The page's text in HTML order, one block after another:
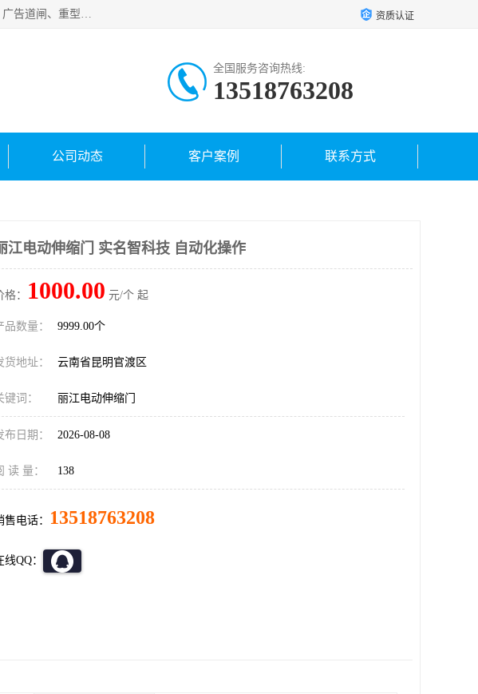
云南实名智科技有限公司是生产、销售、安装为一体的出入口管控设备厂家供应商。主营:电动伸缩门、道闸、广告道闸、重型空降闸、车牌识别、门禁通道、升降柱、岗亭、旗杆等智能设备。主营产品: 电动伸缩门,道闸门禁,车牌识别 生产、销售、安装为一体的出入口管控设备厂家源头供应商。 资质认证
全国服务咨询热线:
13518763208
公司动态 客户案例 联系方式
江电动伸缩门 实名智科技 自动化操作
格： 1000.00 元/个 起
品数量： 9999.00个
货地址： 云南省昆明官渡区
键词： 丽江电动伸缩门
布日期： 2026-08-08
读 量： 138
售电话： 13518763208
线QQ：